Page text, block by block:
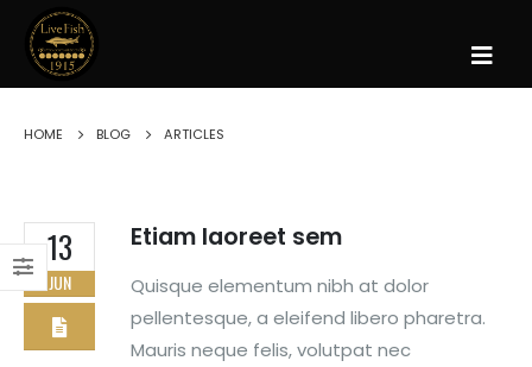
HOME BLOG ARTICLES
13
JUN
Etiam laoreet sem
Quisque elementum nibh at dolor
pellentesque, a eleifend libero pharetra.
Mauris neque felis, volutpat nec